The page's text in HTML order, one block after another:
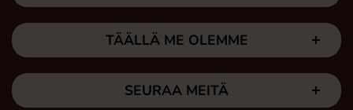
TÄÄLLÄ ME OLEMME
SEURAA MEITÄ